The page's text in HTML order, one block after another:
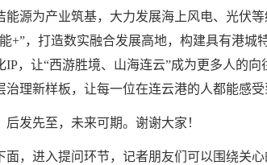
源为产业筑基，大力发展海上风电、光伏
+”，打造数实融合发展高地，构建具有港
，让“西游胜境、山海连云”成为更多人的
理新样板，让每一位在连云港的人都能感受
发先至，未来可期。谢谢大家！
，进入提问环节，记者朋友们可以围绕关心